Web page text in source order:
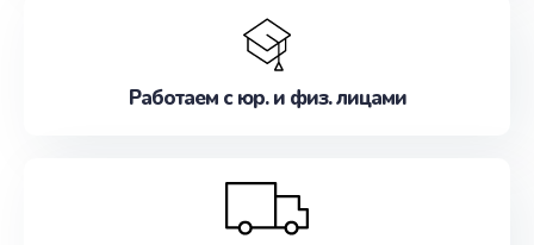
Работаем с юр. и физ. лицами